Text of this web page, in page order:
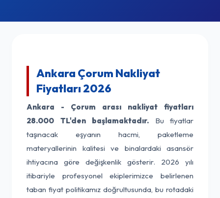
Ankara Çorum Nakliyat
Fiyatları 2026
Ankara - Çorum arası nakliyat fiyatları
28.000 TL'den başlamaktadır. Bu fiyatlar
taşınacak eşyanın hacmi, paketleme
materyallerinin kalitesi ve binalardaki asansör
ihtiyacına göre değişkenlik gösterir. 2026 yılı
itibariyle profesyonel ekiplerimizce belirlenen
taban fiyat politikamız doğrultusunda, bu rotadaki